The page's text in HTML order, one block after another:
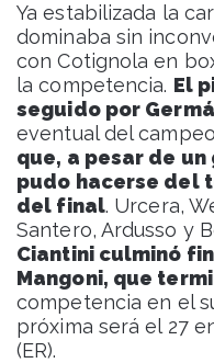
Ya estabilizada la
dominaba sin
con Cotignola en
la competencia. El
seguido por
eventual del
que, a pesar de
pudo hacerse del
del final. Urcera,
Santero, Ardusso y
Ciantini culminó
Mangoni, que
competencia en el
próxima será el 27
(ER).